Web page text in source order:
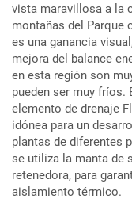
vista maravillosa a la
montañas del Parque
es una ganancia
mejora del balance
en esta región son
pueden ser muy fríos.
elemento de drenaje
idónea para un
plantas de diferentes
se utiliza la manta de
retenedora, para
aislamiento térmico.